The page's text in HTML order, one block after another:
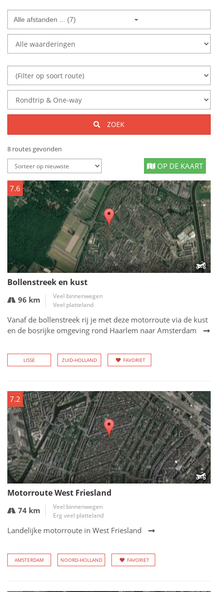
Alle afstanden ... (7)
ZOEK
8 routes gevonden
OP DE KAART
7.6
Bollenstreek en kust
96 km
Veel binnenwegen
Veel platteland
Vanaf de bollenstreek rij je met deze motorroute via de kust
en de bosrijke omgeving rond Haarlem naar Amsterdam
LISSE ZUID-HOLLAND FAVORIET
7.2
Motorroute West Friesland
74 km
Veel binnenwegen
Erg veel platteland
Landelijke motorroute in West Friesland
AMSTERDAM NOORD-HOLLAND FAVORIET